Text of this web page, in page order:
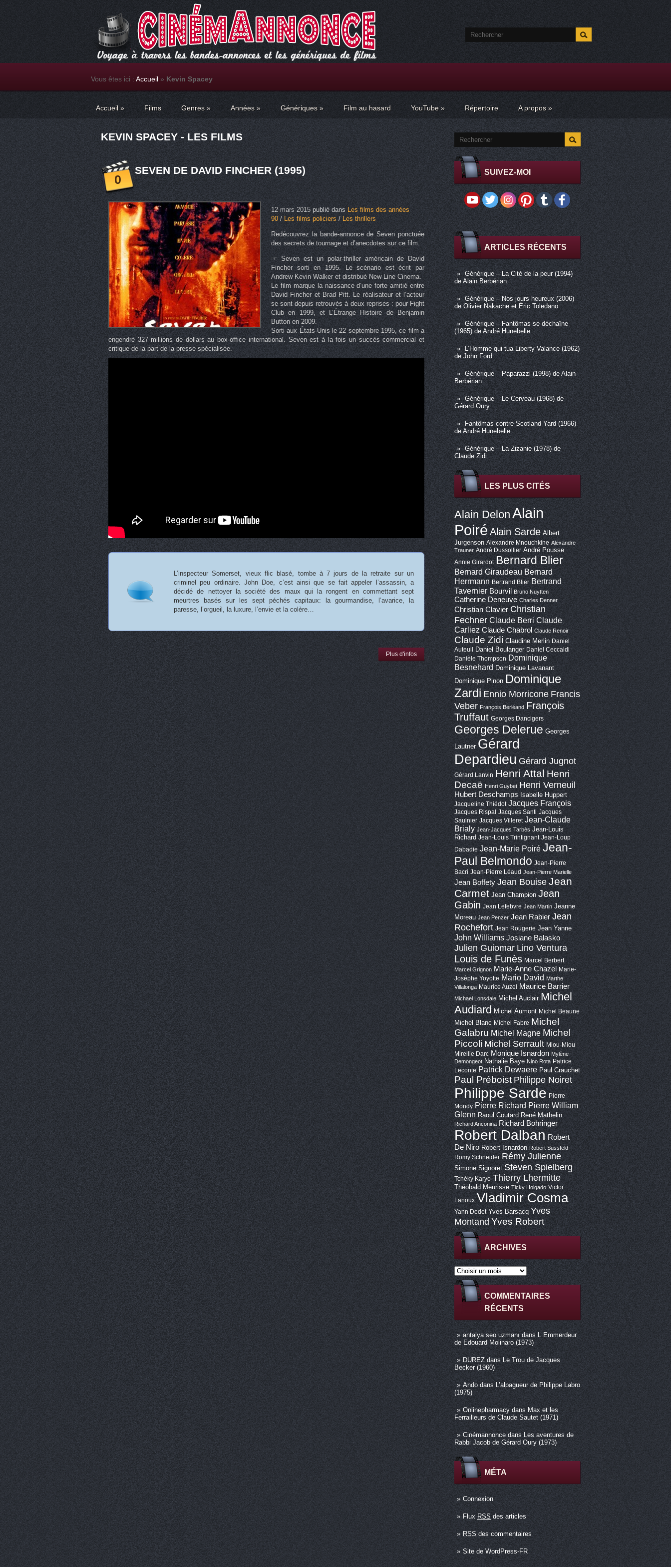
Vous êtes ici : Accueil » Kevin Spacey
Accueil » Films Genres» Années » Génériques » Film au hasard YouTube » Répertoire A propos »
SUIVEZ-MOI
ARTICLES RÉCENTS
Générique – La Cité de la peur (1994)
de Alain Berbérian
Générique – Nos jours heureux (2006)
de Olivier Nakache et Éric Toledano
Générique – Fantômas se déchaîne
(1965) de André Hunebelle
L’Homme qui tua Liberty Valance (1962)
de John Ford
Générique – Paparazzi (1998) de Alain
Berbérian
Générique – Le Cerveau (1968) de
Gérard Oury
Fantômas contre Scotland Yard (1966)
de André Hunebelle
Générique – La Zizanie (1978) de
Claude Zidi
LES PLUS CITÉS
Alain DelonAlain
Poiré Alain Sarde Albert
Jurgenson Alexandre Mnouchkine Alexandre
Trauner André Dussollier André Pousse
Annie Girardot Bernard Blier
Bernard Giraudeau Bernard
Herrmann Bertrand Blier Bertrand
Tavernier Bourvil Bruno Nuytten
Catherine Deneuve Charles Denner
Christian Clavier Christian
Fechner Claude Berri Claude
Carliez Claude Chabrol Claude Renoir
Claude Zidi Claudine Merlin Daniel
Auteuil
Daniel Boulanger Daniel Ceccaldi
Danièle Thompson Dominique
Besnehard Dominique Lavanant
Dominique Pinon Dominique
Zardi Ennio Morricone Francis
Veber François Berléand François
Truffaut Georges Dancigers
Georges Delerue Georges
Lautner Gérard
Depardieu Gérard Jugnot
Gérard Lanvin Henri Attal Henri
Decaë Henri Guybet Henri Verneuil
Hubert Deschamps Isabelle Huppert
Jacqueline Thiédot Jacques François
Jacques Rispal Jacques Santi Jacques
Saulnier Jacques Villeret Jean-Claude
Brialy Jean-Jacques Tarbès Jean-Louis
Richard Jean-Louis Trintignant Jean-Loup
Dabadie Jean-Marie Poiré Jean-
Paul Belmondo Jean-Pierre
Bacri Jean-Pierre Léaud Jean-Pierre Marielle
Jean Boffety Jean BouiseJean
Carmet Jean Champion Jean
Gabin Jean Lefebvre Jean Martin Jeanne
Moreau Jean Penzer Jean Rabier Jean
Rochefort Jean Rougerie Jean Yanne
John Williams Josiane Balasko
Julien Guiomar Lino Ventura
Louis de Funès Marcel Berbert
Marcel Grignon Marie-Anne Chazel
Marie-
Josèphe Yoyotte Mario David Marthe
Villalonga Maurice Auzel Maurice Barrier
Michael Lonsdale Michel Auclair Michel
Audiard Michel Aumont Michel Beaune
Michel Blanc Michel Fabre Michel
Galabru Michel Magne Michel
Piccoli Michel Serrault Miou-Miou
Mireille Darc Monique Isnardon Mylène
Demongeot Nathalie Baye Nino Rota Patrice
Leconte Patrick Dewaere Paul Crauchet
Paul Préboist Philippe Noiret
Philippe Sarde Pierre
Mondy Pierre Richard Pierre William
Glenn Raoul Coutard René Mathelin
Richard Anconina Richard Bohringer
Robert Dalban Robert
De Niro Robert Isnardon Robert Sussfeld
Romy Schneider Rémy Julienne
Simone Signoret Steven Spielberg
Tchéky Karyo Thierry Lhermitte
Théobald Meurisse Ticky Holgado Victor
Lanoux Vladimir Cosma
Yann Dedet Yves Barsacq Yves
Montand Yves Robert
ARCHIVES
COMMENTAIRES
RÉCENTS
antalya seo uzmanıdans L Emmerdeur
de Edouard Molinaro (1973)
DUREZdans Le Trou de Jacques
Becker (1960)
Andodans L’alpagueur de Philippe Labro
(1975)
Onlinepharmacy dansMax et les
Ferrailleurs de Claude Sautet (1971)
Cinémannonce dansLes aventures de
Rabbi Jacob de Gérard Oury (1973)
MÉTA
Connexion
Flux RSS des articles
RSSdes commentaires
Site de WordPress-FR
KEVIN SPACEY - LES FILMS
0
SEVEN DE DAVID FINCHER (1995)
12 mars 2015publié dansLes films des années
90/ Les films policiers/ Les thrillers
Redécouvrez la bande-annonce de Seven ponctuée
des secrets de tournage et d’anecdotes sur ce film.
☞ Seven est un polar-thriller américain de David
Fincher sorti en 1995. Le scénario est écrit par
Andrew Kevin Walker et distribué New Line Cinema.
Le film marque la naissance d’une forte amitié entre
David Fincher et Brad Pitt. Le réalisateur et l’acteur
se sont depuis retrouvés à deux reprises : pour Fight
Club en 1999, et L’Étrange Histoire de Benjamin
Button en 2009.
Sorti aux États-Unis le 22 septembre 1995, ce film a
engendré 327 millions de dollars au box-office international. Seven est à la fois un succès commercial et
critique de la part de la presse spécialisée.
L’inspecteur Somerset, vieux flic blasé, tombe à 7 jours de la retraite sur un
criminel peu ordinaire. John Doe, c’est ainsi que se fait appeler l’assassin, a
décidé de nettoyer la société des maux qui la rongent en commettant sept
meurtres basés sur les sept péchés capitaux: la gourmandise, l’avarice, la
paresse, l’orgueil, la luxure, l’envie et la colère…
Plus d'infos